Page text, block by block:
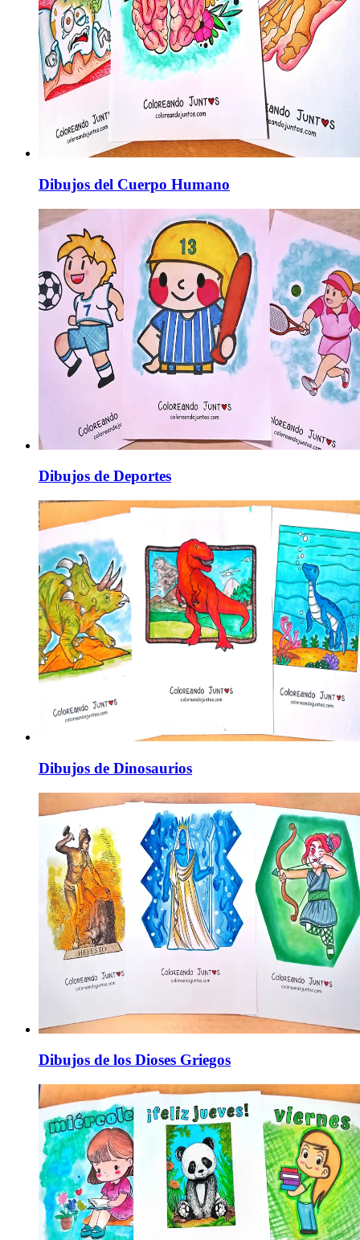
Dibujos del Cuerpo Humano
Dibujos de Deportes
Dibujos de Dinosaurios
Dibujos de los Dioses Griegos